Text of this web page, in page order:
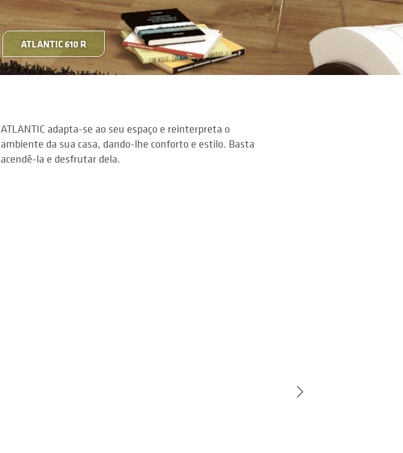
ATLANTIC 610 R
ATLANTIC adapta-se ao seu espaço e reinterpreta o
ambiente da sua casa, dando-lhe conforto e estilo. Basta
acendê-la e desfrutar dela.